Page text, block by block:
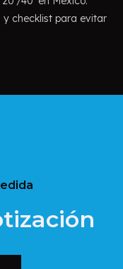
y checklist para evitar